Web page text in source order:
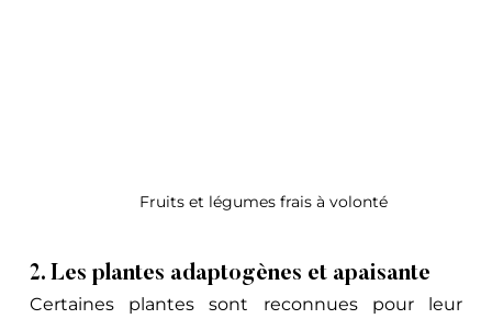
Fruits et légumes frais à volonté
2. Les plantes adaptogènes et apaisante
Certaines plantes sont reconnues pour leur